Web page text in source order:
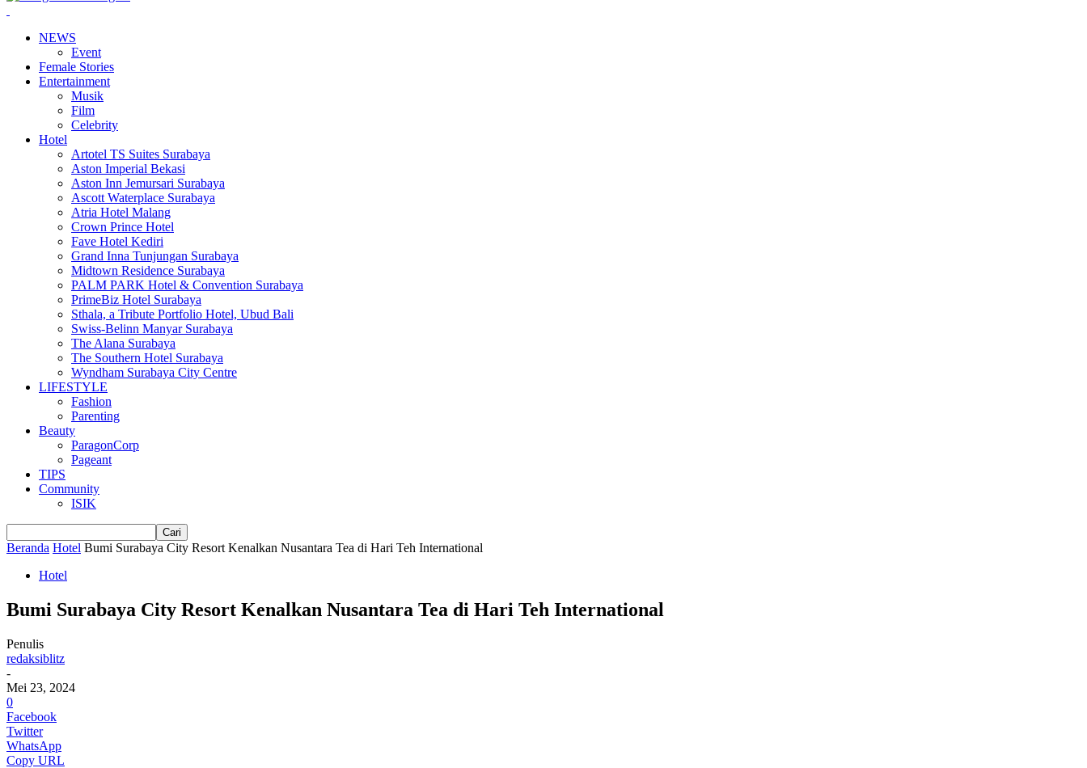
NEWS
Event
Female Stories
Entertainment
Musik
Film
Celebrity
Hotel
Artotel TS Suites Surabaya
Aston Imperial Bekasi
Aston Inn Jemursari Surabaya
Ascott Waterplace Surabaya
Atria Hotel Malang
Crown Prince Hotel
Fave Hotel Kediri
Grand Inna Tunjungan Surabaya
Midtown Residence Surabaya
PALM PARK Hotel & Convention Surabaya
PrimeBiz Hotel Surabaya
Sthala, a Tribute Portfolio Hotel, Ubud Bali
Swiss-Belinn Manyar Surabaya
The Alana Surabaya
The Southern Hotel Surabaya
Wyndham Surabaya City Centre
LIFESTYLE
Fashion
Parenting
Beauty
ParagonCorp
Pageant
TIPS
Community
ISIK
Beranda Hotel Bumi Surabaya City Resort Kenalkan Nusantara Tea di Hari Teh International
Hotel
Bumi Surabaya City Resort Kenalkan Nusantara Tea di Hari Teh International
Penulis
redaksiblitz
-
Mei 23, 2024
0
Facebook
Twitter
WhatsApp
Copy URL